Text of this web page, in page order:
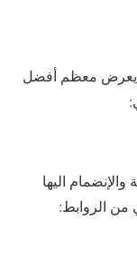
يعرض معظم أفضل
اليها
الروابط: